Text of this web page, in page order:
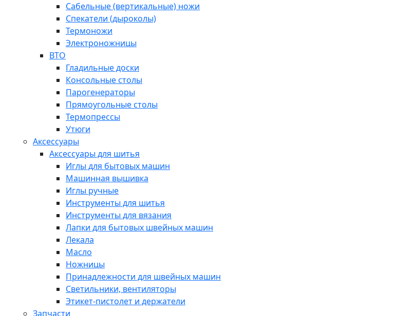
Сабельные (вертикальные) ножи
Спекатели (дыроколы)
Термоножи
Электроножницы
ВТО
Гладильные доски
Консольные столы
Парогенераторы
Прямоугольные столы
Термопрессы
Утюги
Аксессуары
Аксессуары для шитья
Иглы для бытовых машин
Машинная вышивка
Иглы ручные
Инструменты для шитья
Инструменты для вязания
Лапки для бытовых швейных машин
Лекала
Масло
Ножницы
Принадлежности для швейных машин
Светильники, вентиляторы
Этикет-пистолет и держатели
Запчасти